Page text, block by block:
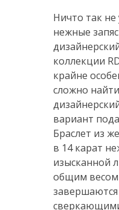
Ничто так
нежные
коллекции
крайне
сложно
вариант
Браслет из
в 14 карат
изысканной
общим весом
завершаются